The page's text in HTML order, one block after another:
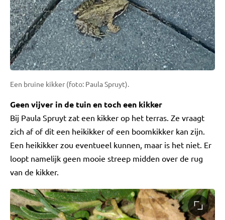
Een bruine kikker (foto: Paula Spruyt).
Geen vijver in de tuin en toch een kikker
Bij Paula Spruyt zat een kikker op het terras. Ze vraagt
zich af of dit een heikikker of een boomkikker kan zijn.
Een heikikker zou eventueel kunnen, maar is het niet. Er
loopt namelijk geen mooie streep midden over de rug
van de kikker.